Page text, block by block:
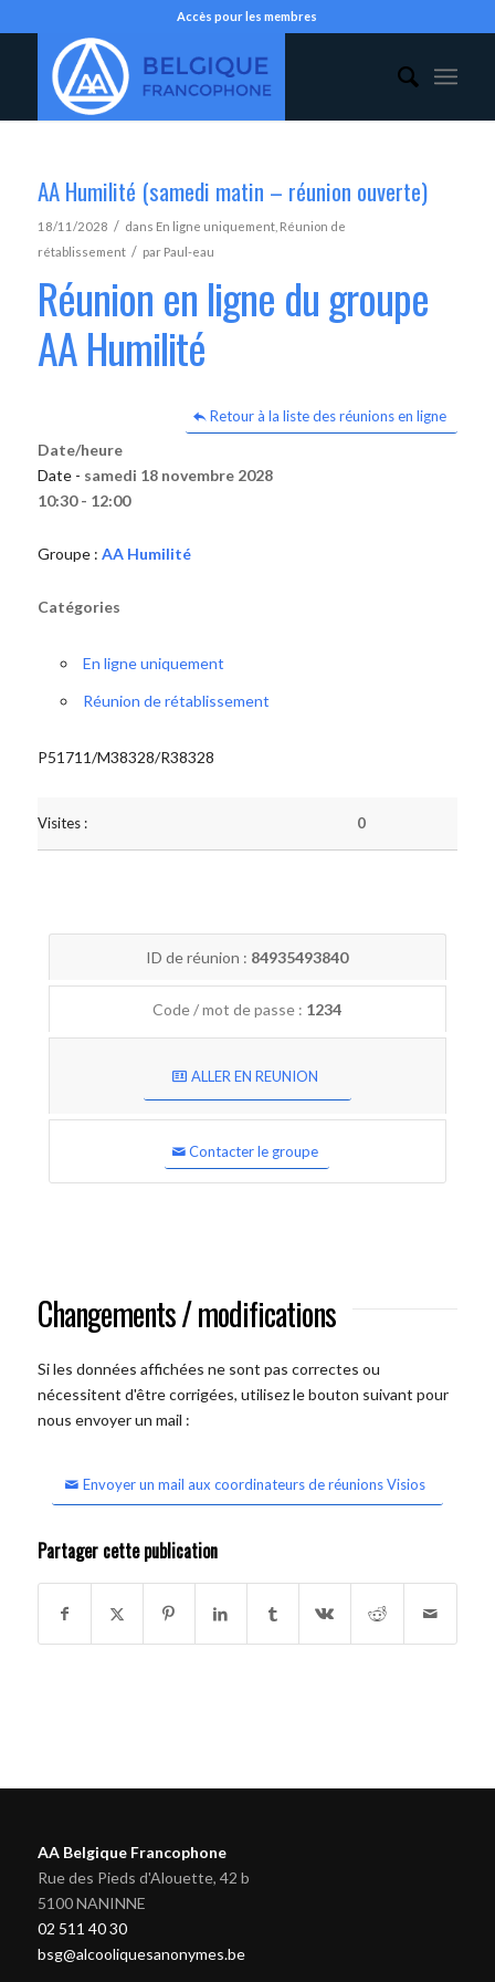
Accès pour les membres
AA Humilité (samedi matin – réunion ouverte)
18/11/2028 / dans En ligne uniquement, Réunion de
rétablissement / par Paul-eau
Réunion en ligne du groupe
AA Humilité
Retour à la liste des réunions en ligne
Date/heure
Date - samedi 18 novembre 2028
10:30 - 12:00
Groupe : AA Humilité
Catégories
En ligne uniquement
Réunion de rétablissement
P51711/M38328/R38328
Visites : 0
ID de réunion : 84935493840
Code / mot de passe : 1234
ALLER EN REUNION
Contacter le groupe
Changements / modifications
Si les données affichées ne sont pas correctes ou
nécessitent d'être corrigées, utilisez le bouton suivant pour
nous envoyer un mail :
Envoyer un mail aux coordinateurs de réunions Visios
Partager cette publication
AA Belgique Francophone
Rue des Pieds d'Alouette, 42 b
5100 NANINNE
02 511 40 30
bsg@alcooliquesanonymes.be